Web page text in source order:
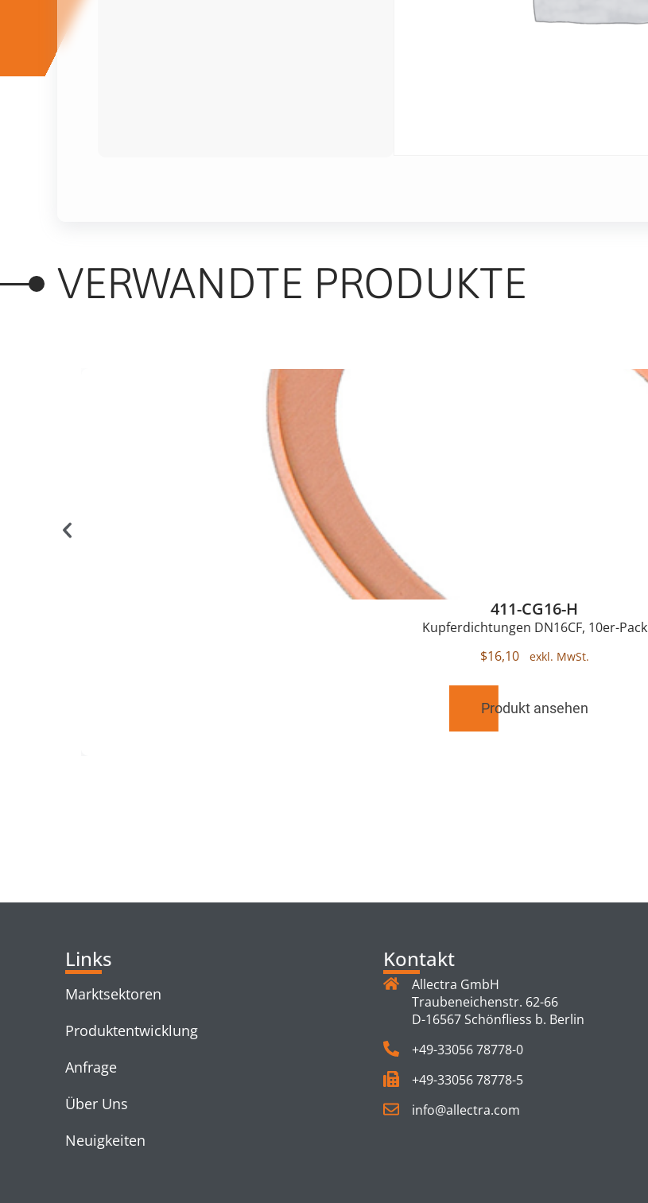
VERWANDTE PRODUKTE
411-CG16-H
Kupferdichtungen DN16CF, 10er-Pack
$16,10
Produkt ansehen
Links
Marktsektoren
Produktentwicklung
Anfrage
Über Uns
Neuigkeiten
Kontakt
Allectra GmbH
Traubeneichenstr. 62-66
D-16567 Schönfliess b. Berlin
+49-33056 78778-0
+49-33056 78778-5
info@allectra.com